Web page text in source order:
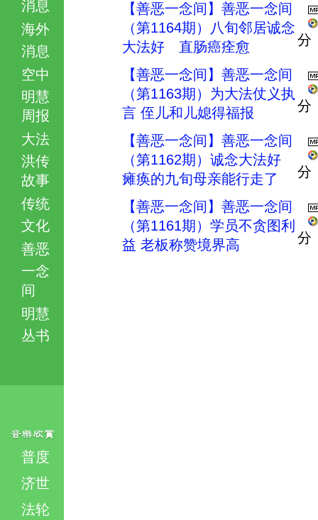
消息
海外
消息
空中
明慧
周报
大法
洪传
故事
传统
文化
善恶
一念
间
明慧
丛书
普度
济世
法轮
【善恶一念间】善恶一念间
（第1164期）八旬邻居诚念
大法好 直肠癌痊愈
分
【善恶一念间】善恶一念间
（第1163期）为大法仗义执
言 侄儿和儿媳得福报
分
【善恶一念间】善恶一念间
（第1162期）诚念大法好
瘫痪的九旬母亲能行走了
分
【善恶一念间】善恶一念间
（第1161期）学员不贪图利
益 老板称赞境界高
分